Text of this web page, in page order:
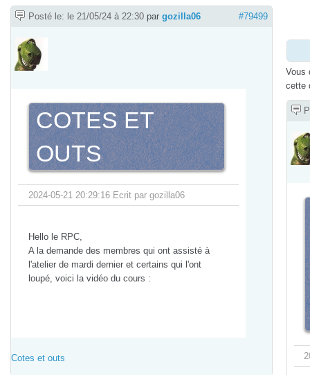
Posté le: le 21/05/24 à 22:30 par gozilla06 #79499
COTES ET
OUTS
2024-05-21 20:29:16 Ecrit par gozilla06
Hello le RPC,
A la demande des membres qui ont assisté à
l'atelier de mardi dernier et certains qui l'ont
loupé, voici la vidéo du cours :
Cotes et outs
Vous
cette